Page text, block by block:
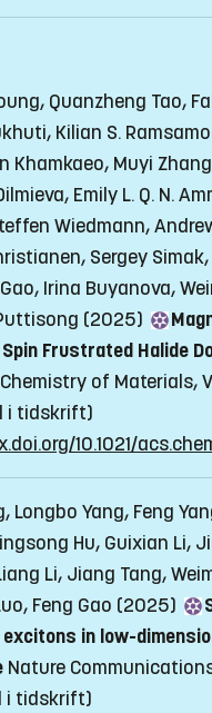
Quanzheng Tao,
Kilian S.
Khamkaeo, Muyi
Emily L. Q. N.
Wiedmann,
Sergey
Irina Buyanova,
(2025)
Frustrated Halide
Chemistry of Materials,
i tidskrift)
10.1021/
Longbo Yang, Feng
Hu, Guixian Li,
Li, Jiang Tang,
Feng Gao (2025)
in low-
Nature
i tidskrift)